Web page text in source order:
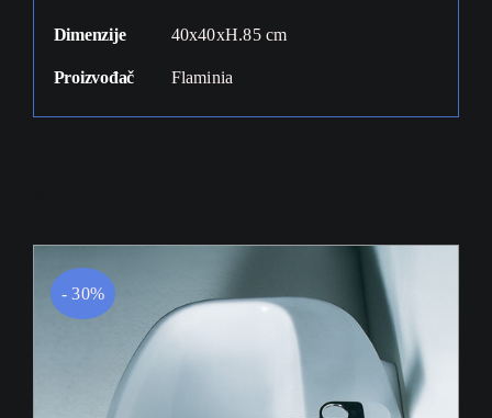
Dimenzije 40x40xH.85 cm
Proizvođač Flaminia
- 30%